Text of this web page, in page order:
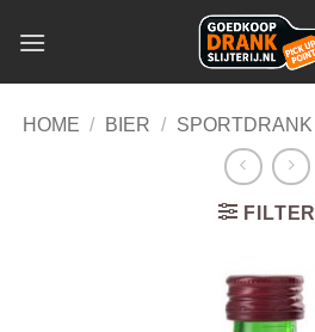
HOME / BIER / SPORTDRANK
FILTER